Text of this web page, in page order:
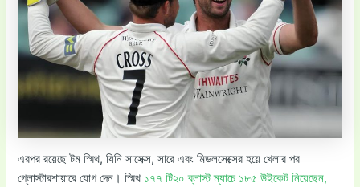
এরপর রয়েছে টম স্মিথ, যিনি সাসেক্স, সারে এবং মিডলসেক্সের হয়ে খেলার পর
গ্লোস্টারশায়ারে যোগ দেন। স্মিথ ১৭৭ টি২০ ব্লাস্ট ম্যাচে ১৮৫ উইকেট নিয়েছেন,